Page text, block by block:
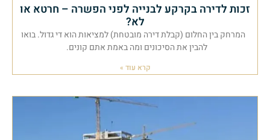
זכות לדירה בקרקע לבנייה לפני הפשרה – חרטא או
לא?
המרחק בין החלום (קבלת דירה מובטחת) למציאות הוא די גדול. בואו
להבין את הסיכונים ומה באמת אתם קונים.
קרא עוד »